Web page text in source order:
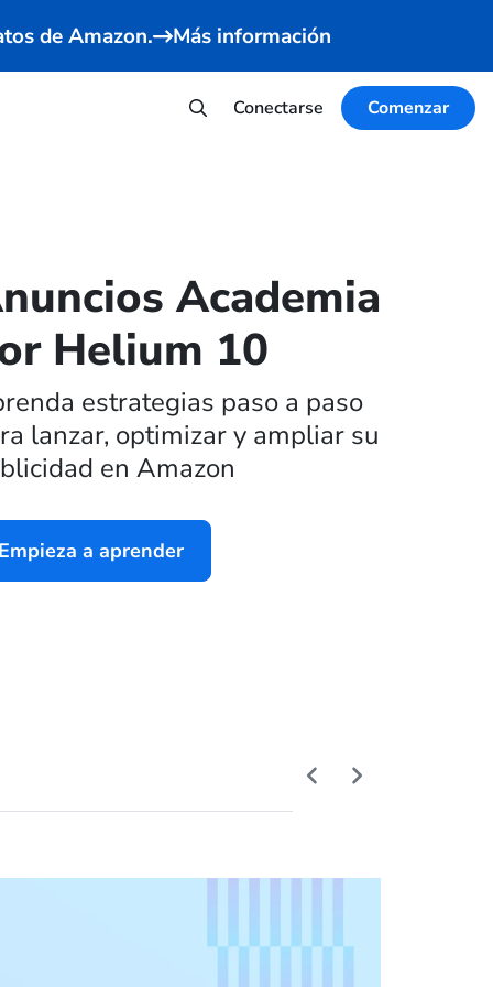
de Amazon. Más información
Conectarse Comenzar
Academia
Helium 10
estrategias paso a paso
lanzar, optimizar y ampliar su
en Amazon
Empieza a aprender